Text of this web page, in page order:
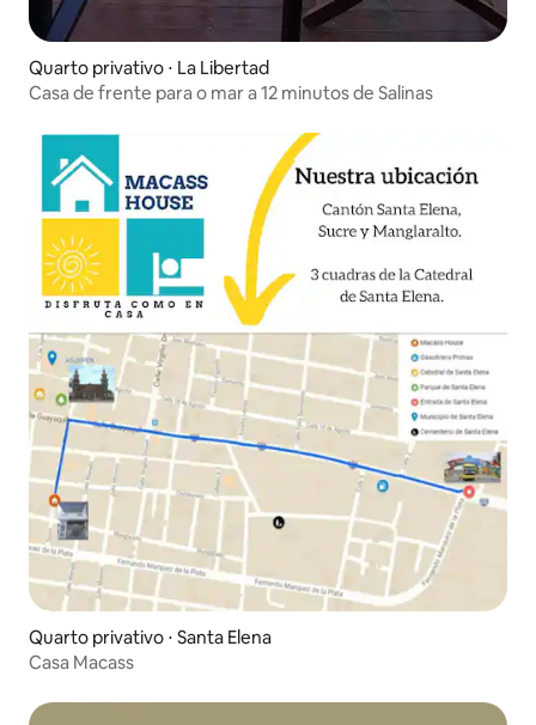
Quarto privativo ⋅ La Libertad
Casa de frente para o mar a 12 minutos de Salinas
Quarto privativo ⋅ Santa Elena
Casa Macass